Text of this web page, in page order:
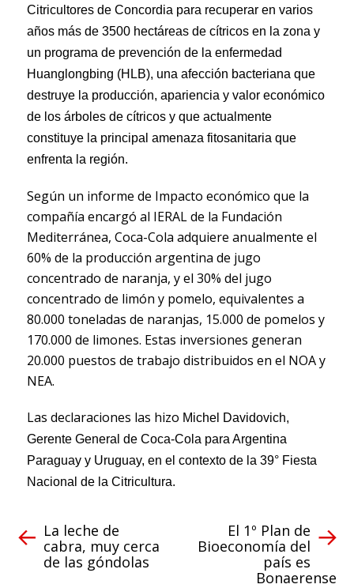
Citricultores de Concordia para recuperar en varios
años más de 3500 hectáreas de cítricos en la zona y
un programa de prevención de la enfermedad
Huanglongbing (HLB), una afección bacteriana que
destruye la producción, apariencia y valor económico
de los árboles de cítricos y que actualmente
constituye la principal amenaza fitosanitaria que
enfrenta la región.
Según un informe de Impacto económico que la
compañía encargó al IERAL de la Fundación
Mediterránea, Coca-Cola adquiere anualmente el
60% de la producción argentina de jugo
concentrado de naranja, y el 30% del jugo
concentrado de limón y pomelo, equivalentes a
80.000 toneladas de naranjas, 15.000 de pomelos y
170.000 de limones. Estas inversiones generan
20.000 puestos de trabajo distribuidos en el NOA y
NEA.
Las declaraciones las hizo Michel Davidovich,
Gerente General de Coca-Cola para Argentina
Paraguay y Uruguay, en el contexto de la 39° Fiesta
Nacional de la Citricultura.
La leche de
cabra, muy cerca
de las góndolas
El 1º Plan de
Bioeconomía del
país es
Bonaerense